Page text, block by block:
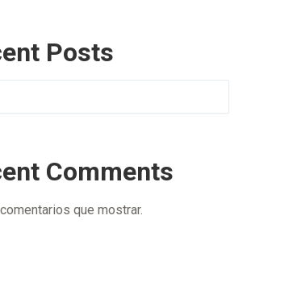
Posts
Comments
que mostrar.